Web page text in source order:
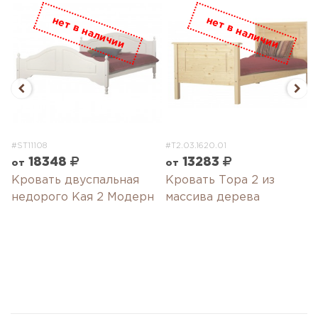
#ST11108
от 18348
Кровать двуспальная
недорого Кая 2 Модерн
#T2.03.1620.01
от 13283
Кровать Тора 2 из
массива дерева